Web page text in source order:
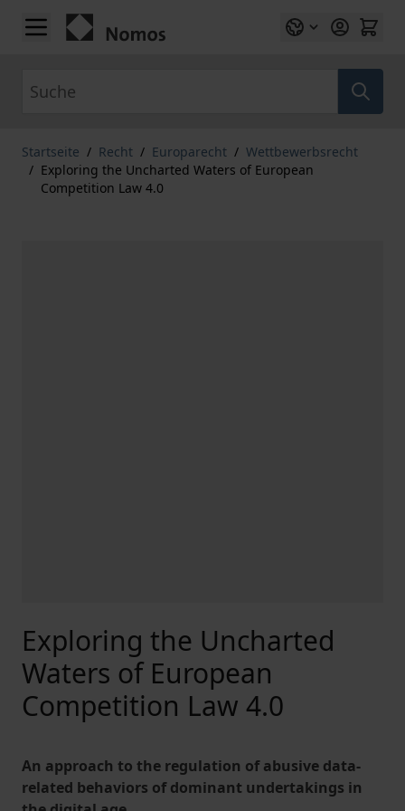
Zum Inhalt springen
Startseite / Recht / Europarecht / Wettbewerbsrecht
/ Exploring the Uncharted Waters of European
Competition Law 4.0
Exploring the Uncharted
Waters of European
Competition Law 4.0
An approach to the regulation of abusive data-
related behaviors of dominant undertakings in